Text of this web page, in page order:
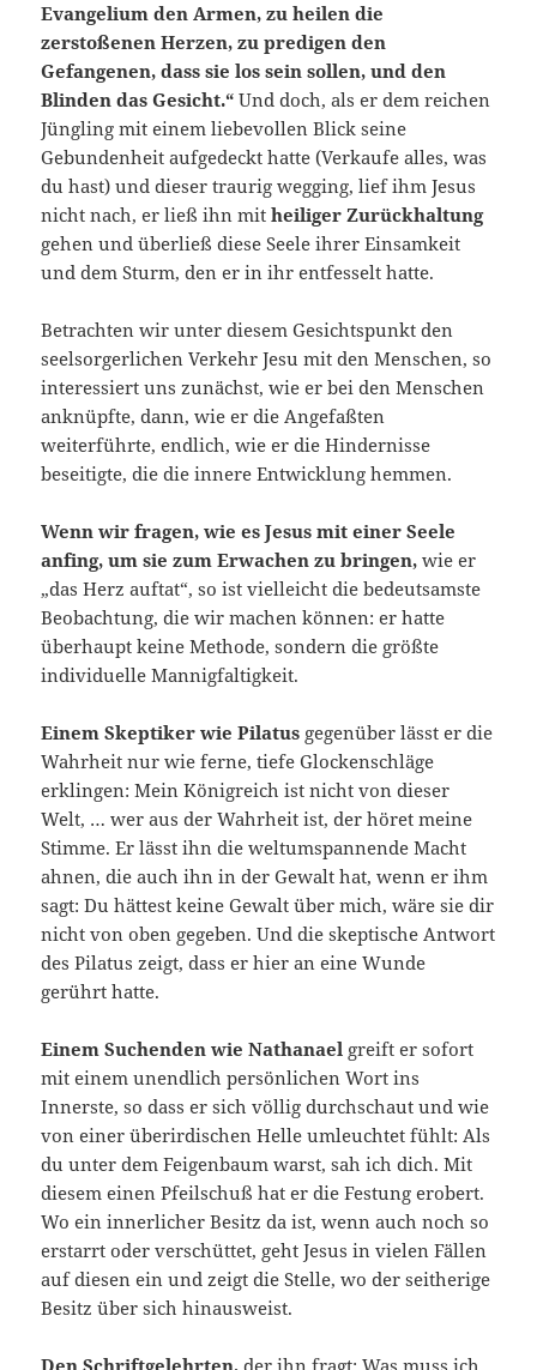
Evangelium den Armen, zu heilen die
zerstoßenen Herzen, zu predigen den
Gefangenen, dass sie los sein sollen, und den
Blinden das Gesicht.“ Und doch, als er dem reichen
Jüngling mit einem liebevollen Blick seine
Gebundenheit aufgedeckt hatte (Verkaufe alles, was
du hast) und dieser traurig wegging, lief ihm Jesus
nicht nach, er ließ ihn mitheiliger Zurückhaltung
gehen und überließ diese Seele ihrer Einsamkeit
und dem Sturm, den er in ihr entfesselt hatte.
Betrachten wir unter diesem Gesichtspunkt den
seelsorgerlichen Verkehr Jesu mit den Menschen, so
interessiert uns zunächst, wie er bei den Menschen
anknüpfte, dann, wie er die Angefaßten
weiterführte, endlich, wie er die Hindernisse
beseitigte, die die innere Entwicklung hemmen.
Wenn wir fragen, wie es Jesus mit einer Seele
anfing, um sie zum Erwachen zu bringen, wie er
„das Herz auftat“, so ist vielleicht die bedeutsamste
Beobachtung, die wir machen können: er hatte
überhaupt keine Methode, sondern die größte
individuelle Mannigfaltigkeit.
Einem Skeptiker wie Pilatus gegenüber lässt er die
Wahrheit nur wie ferne, tiefe Glockenschläge
erklingen: Mein Königreich ist nicht von dieser
Welt, … wer aus der Wahrheit ist, der höret meine
Stimme. Er lässt ihn die weltumspannende Macht
ahnen, die auch ihn in der Gewalt hat, wenn er ihm
sagt: Du hättest keine Gewalt über mich, wäre sie dir
nicht von oben gegeben. Und die skeptische Antwort
des Pilatus zeigt, dass er hier an eine Wunde
gerührt hatte.
Einem Suchenden wie Nathanael greift er sofort
mit einem unendlich persönlichen Wort ins
Innerste, so dass er sich völlig durchschaut und wie
von einer überirdischen Helle umleuchtet fühlt: Als
du unter dem Feigenbaum warst, sah ich dich. Mit
diesem einen Pfeilschuß hat er die Festung erobert.
Wo ein innerlicher Besitz da ist, wenn auch noch so
erstarrt oder verschüttet, geht Jesus in vielen Fällen
auf diesen ein und zeigt die Stelle, wo der seitherige
Besitz über sich hinausweist.